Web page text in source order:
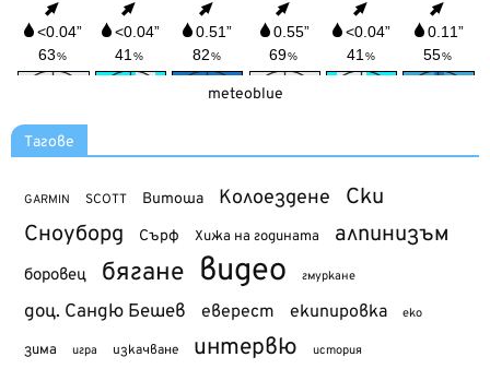
meteoblue
Тагове
GARMIN SCOTT Витоша Колоездене Ски
Сноуборд Сърф Хижа на годината алпинизъм
боровец бягане видео гмуркане
доц. Сандю Бешев еверест екипировка еко
зима игра изкачване интервю история